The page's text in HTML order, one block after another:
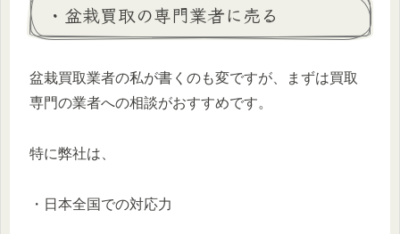
・盆栽買取の専門業者に売る
盆栽買取業者の私が書くのも変ですが、まずは買取
専門の業者への相談がおすすめです。
特に弊社は、
・日本全国での対応力